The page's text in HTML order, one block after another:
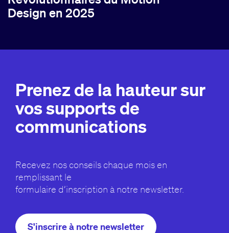
Design en 2025
Prenez de la hauteur sur
vos supports de
communications
Recevez nos conseils chaque mois en
remplissant le
formulaire d’inscription à notre newsletter.
S'inscrire à notre newsletter